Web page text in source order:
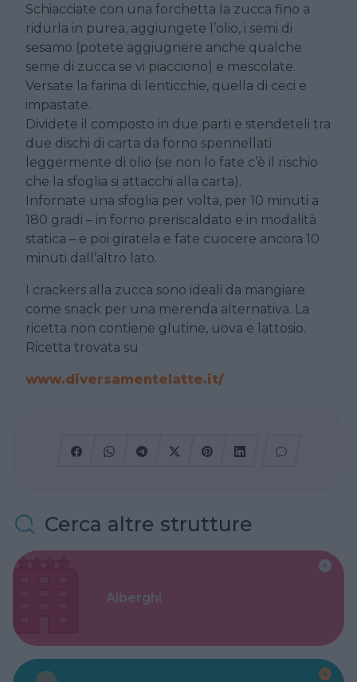
Schiacciate con una forchetta la zucca fino a
ridurla in purea, aggiungete l’olio, i semi di
sesamo (potete aggiugnere anche qualche
seme di zucca se vi piacciono) e mescolate.
Versate la farina di lenticchie, quella di ceci e
impastate.
Dividete il composto in due parti e stendeteli tra
due dischi di carta da forno spennellati
leggermente di olio (se non lo fate c’è il rischio
che la sfoglia si attacchi alla carta).
Infornate una sfoglia per volta, per 10 minuti a
180 gradi – in forno preriscaldato e in modalità
statica – e poi giratela e fate cuocere ancora 10
minuti dall’altro lato.
I crackers alla zucca sono ideali da mangiare
come snack per una merenda alternativa. La
ricetta non contiene glutine, uova e lattosio.
Ricetta trovata su
www.diversamentelatte.it/
Cerca altre strutture
Alberghi